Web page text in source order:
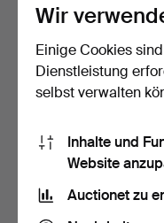
Schätzwert
Wir
Einige Cookies
Dienstleistung
selbst verwalten
Inhalte und
Website
Auctionet zu